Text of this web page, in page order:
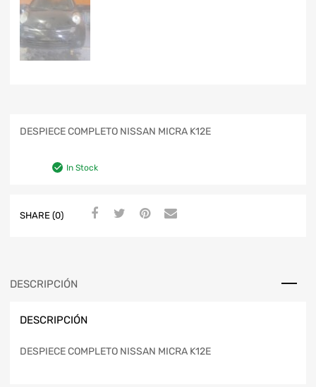
DESPIECE COMPLETO NISSAN MICRA K12E
In Stock
SHARE (0)
DESCRIPCIÓN
DESCRIPCIÓN
DESPIECE COMPLETO NISSAN MICRA K12E